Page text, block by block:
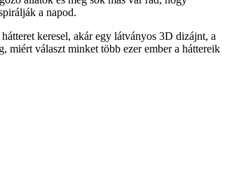
a napod.
keresel, akár egy látványos 3D dizájnt, a
miért választ minket több ezer ember a háttereik